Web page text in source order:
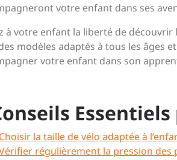
votre enfant dans ses
à votre enfant la liberté de
modèles adaptés à tous les âges
votre enfant dans son
Choisir la taille de vélo adaptée à
régulièrement la pression des